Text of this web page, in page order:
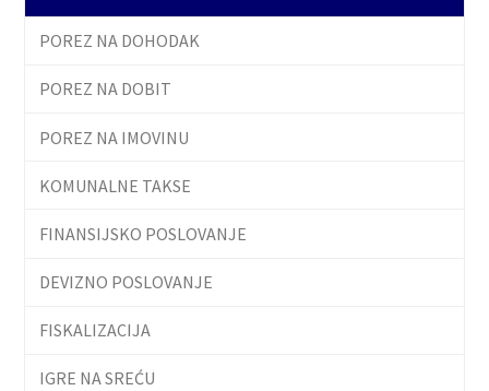
POREZ NA DOHODAK
POREZ NA DOBIT
POREZ NA IMOVINU
KOMUNALNE TAKSE
FINANSIJSKO POSLOVANJE
DEVIZNO POSLOVANJE
FISKALIZACIJA
IGRE NA SREĆU